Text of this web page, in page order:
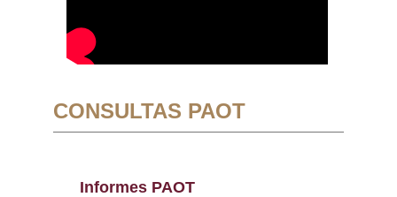
CONSULTAS PAOT
Informes PAOT